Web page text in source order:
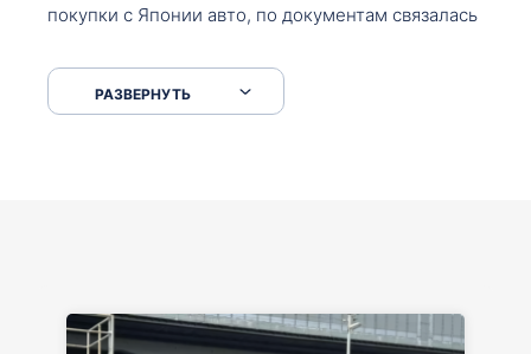
покупки с Японии авто, по документам связалась
что заполнить, куда зайти, образцы и т.д. После
приехал за авто. Меня тепло встретили Сергей с
РАЗВЕРНУТЬ